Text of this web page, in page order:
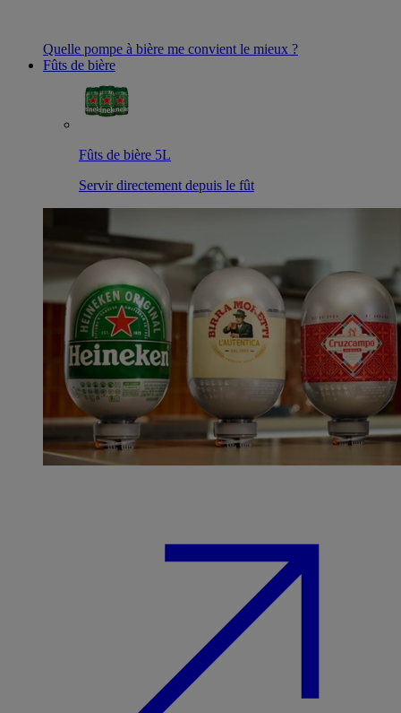
Quelle pompe à bière me convient le mieux ?
Fûts de bière
Fûts de bière 5L
Servir directement depuis le fût